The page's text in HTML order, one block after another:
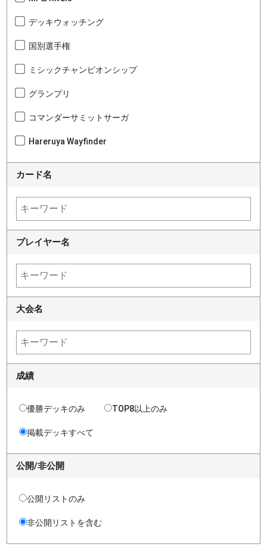
デッキウォッチング
国別選手権
ミシックチャンピオンシップ
グランプリ
コマンダーサミットサーガ
Hareruya Wayfinder
カード名
プレイヤー名
大会名
成績
優勝デッキのみ TOP8以上のみ
掲載デッキすべて
公開/非公開
公開リストのみ
非公開リストを含む